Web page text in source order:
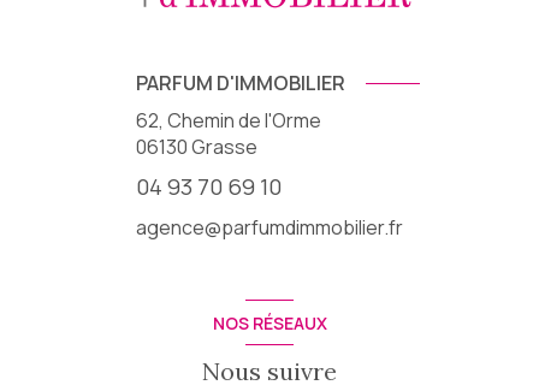
PARFUM D'IMMOBILIER
62, Chemin de l'Orme
06130Grasse
04 93 70 69 10
agence@parfumdimmobilier.fr
NOS RÉSEAUX
Nous suivre